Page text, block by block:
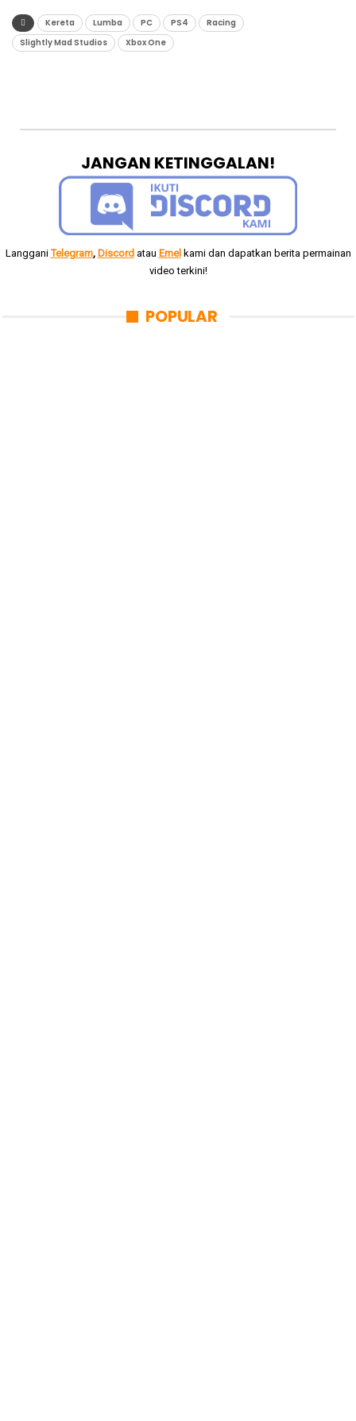
Kereta Lumba PC PS4
Racing
Slightly Mad Studios
Xbox One
JANGAN KETINGGALAN!
LangganiTelegram, Discordatau Emel kami dan dapatkan berita permainan
video terkini!
POPULAR